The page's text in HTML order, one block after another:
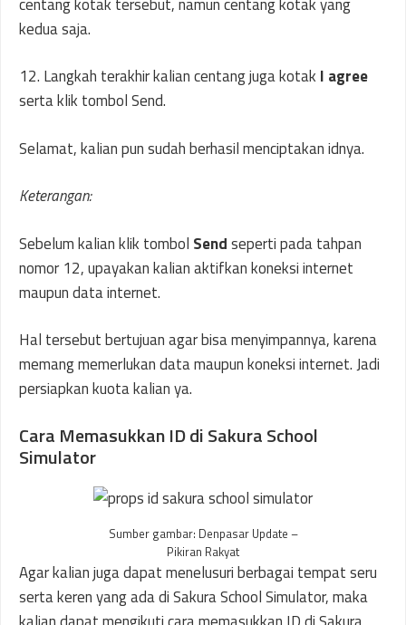
kedua saja.
12. Langkah terakhir kalian centang juga kotak I agree
serta klik tombol Send.
Selamat, kalian pun sudah berhasil menciptakan idnya.
Keterangan:
Sebelum kalian klik tombol Sendseperti pada tahpan
nomor 12, upayakan kalian aktifkan koneksi internet
maupun data internet.
Hal tersebut bertujuan agar bisa menyimpannya, karena
memang memerlukan data maupun koneksi internet. Jadi
persiapkan kuota kalian ya.
Cara Memasukkan ID di Sakura School
Simulator
Sumber gambar: Denpasar Update –
Pikiran Rakyat
Agar kalian juga dapat menelusuri berbagai tempat seru
serta keren yang ada di Sakura School Simulator, maka